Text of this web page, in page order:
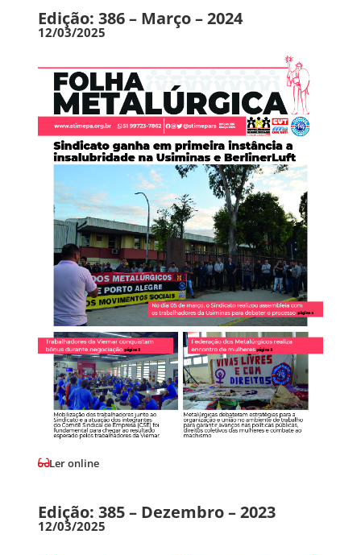
Edição: 386 – Março – 2024
12/03/2025
Ler online
Edição: 385 – Dezembro – 2023
12/03/2025